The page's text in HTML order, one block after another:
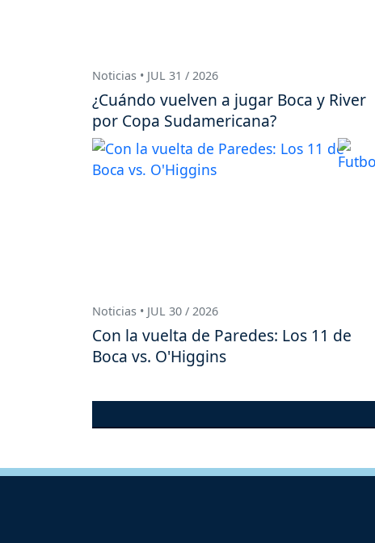
Noticias • JUL 31 / 2026
¿Cuándo vuelven a jugar Boca y River
por Copa Sudamericana?
Noticias • JUL 30 / 2026
Con la vuelta de Paredes: Los 11 de
Boca vs. O'Higgins